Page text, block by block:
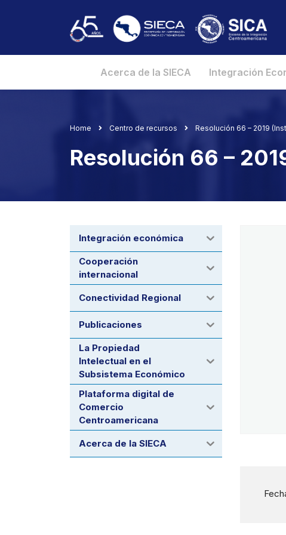
Acerca de la SIECA Integración
Home Centro de recursos Resolución 66 – 2019
Resolución 66 –
Integración económica
Cooperación
internacional
Conectividad Regional
Publicaciones
La Propiedad
Intelectual en el
Subsistema Económico
Plataforma digital de
Comercio
Centroamericana
Acerca de la SIECA